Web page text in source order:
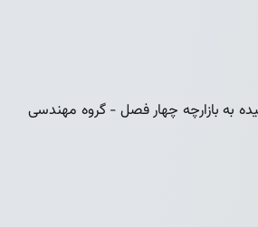
به بازارچه چهار فصل - گروه مهندسی